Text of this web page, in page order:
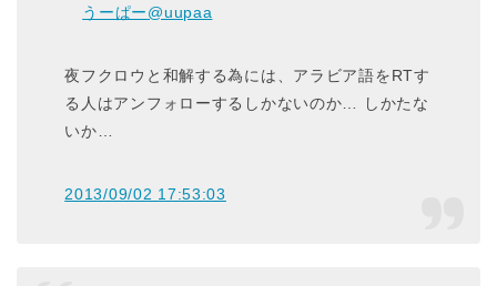
うーぱー@uupaa
夜フクロウと和解する為には、アラビア語をRTす
る人はアンフォローするしかないのか… しかたな
いか…
2013/09/02 17:53:03